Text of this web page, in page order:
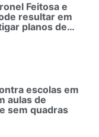
Feitosa e
resultar em
planos de
escolas em
aulas de
sem quadras